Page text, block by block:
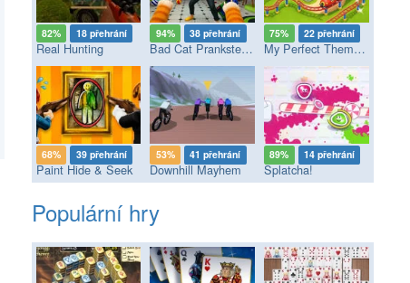
82% 18 přehrání
Real Hunting
94% 38 přehrání
Bad Cat Prankster - Mom’s Return
75% 22 přehrání
My Perfect Theme Park
68% 39 přehrání
Paint Hide & Seek
53% 41 přehrání
Downhill Mayhem
89% 14 přehrání
Splatcha!
Populární hry